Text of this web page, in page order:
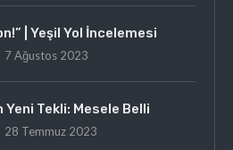
| Yeşil Yol İncelemesi
7 Ağustos 2023
Yeni Tekli: Mesele Belli
28 Temmuz 2023